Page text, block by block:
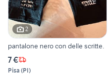
2
pantalone nero con delle scritte.
7 €
Pisa (PI)